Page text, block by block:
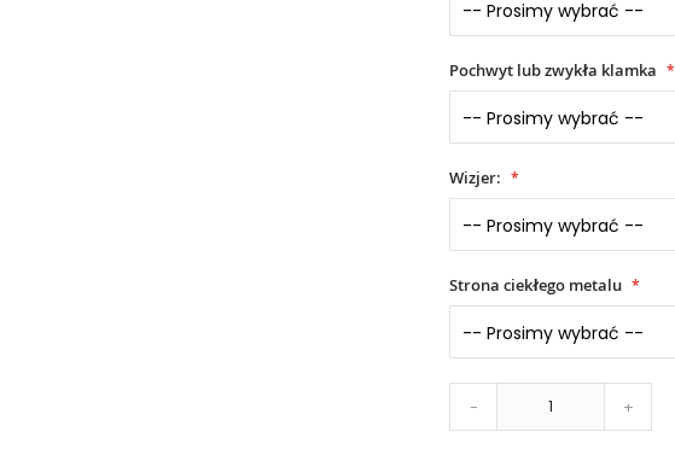
Pochwyt lub zwykła klamka
Wizjer:
Strona ciekłego metalu
- +